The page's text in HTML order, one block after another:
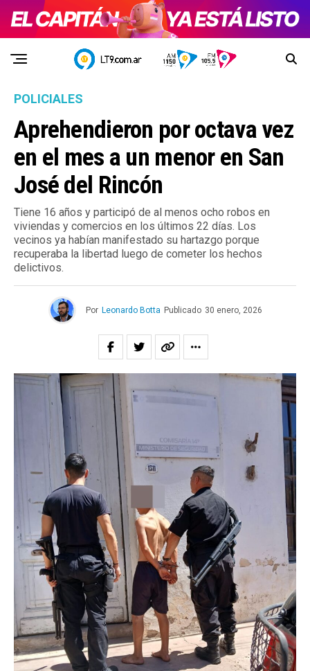
POLICIALES
Aprehendieron por octava vez
en el mes a un menor en San
José del Rincón
Tiene 16 años y participó de al menos ocho robos en
viviendas y comercios en los últimos 22 días. Los
vecinos ya habían manifestado su hartazgo porque
recuperaba la libertad luego de cometer los hechos
delictivos.
Por Leonardo Botta Publicado 30 enero, 2026